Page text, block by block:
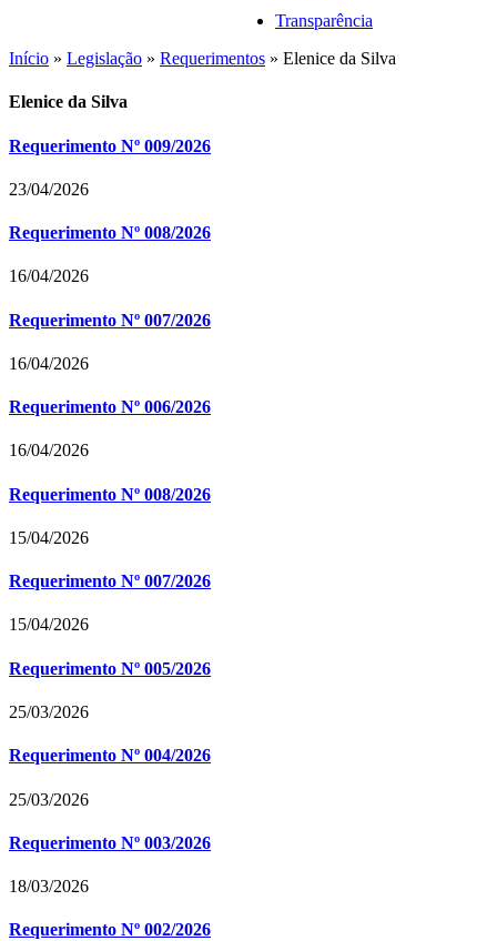
Transparência
Início » Legislação » Requerimentos » Elenice da Silva
Elenice da Silva
Requerimento Nº 009/2026
23/04/2026
Requerimento Nº 008/2026
16/04/2026
Requerimento Nº 007/2026
16/04/2026
Requerimento Nº 006/2026
16/04/2026
Requerimento Nº 008/2026
15/04/2026
Requerimento Nº 007/2026
15/04/2026
Requerimento Nº 005/2026
25/03/2026
Requerimento Nº 004/2026
25/03/2026
Requerimento Nº 003/2026
18/03/2026
Requerimento Nº 002/2026